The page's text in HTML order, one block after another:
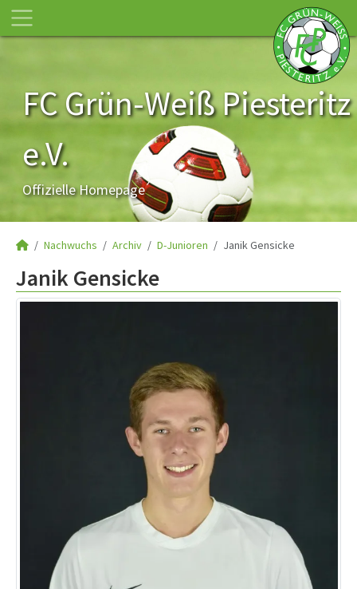
FC Grün-Weiß Piesteritz
e.V.
Offizielle Homepage
Nachwuchs Archiv D-Junioren Janik Gensicke
Janik Gensicke